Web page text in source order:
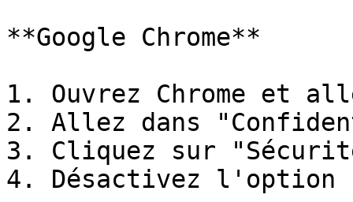
**Google Chrome**
1. Ouvrez Chrome et
2. Allez dans
3. Cliquez sur
4. Désactivez l'option